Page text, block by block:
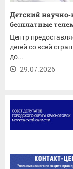
Детский
бесплатные
Центр
детей со всей
до...
29.07.2026